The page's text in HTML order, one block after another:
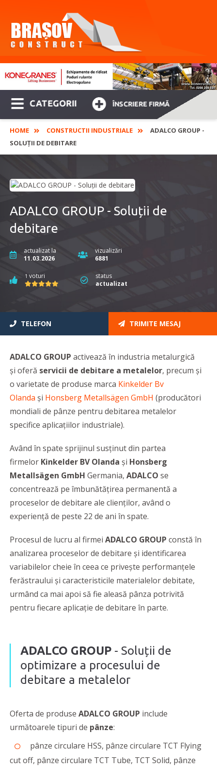
CATEGORII ÎNSCRIERE FIRMĂ
HOME CONSTRUCTII INDUSTRIALE
ADALCO GROUP -
SOLUȚII DE DEBITARE
ADALCO GROUP - Soluții de
debitare
actualizat la
11.03.2026
vizualizări
6881
1 voturi
status
actualizat
TELEFON TRIMITE MESAJ
ADALCO GROUP activează în industria metalurgică
și oferă servicii de debitare a metalelor, precum și
o varietate de produse marca Kinkelder Bv
Olanda și Honsberg Metallsägen GmbH (producători
mondiali de pânze pentru debitarea metalelor
specifice aplicațiilor industriale).
Având în spate sprijinul susținut din partea
firmelor Kinkelder BV Olanda și Honsberg
Metallsägen GmbH Germania, ADALCO se
concentrează pe îmbunătățirea permanentă a
proceselor de debitare ale clienților, având o
experiență de peste 22 de ani în spate.
Procesul de lucru al firmei ADALCO GROUP constă în
analizarea proceselor de debitare și identificarea
variabilelor cheie în ceea ce privește performanțele
ferăstraului și caracteristicile materialelor debitate,
urmând ca mai apoi să fie aleasă pânza potrivită
pentru fiecare aplicație de debitare în parte.
ADALCO GROUP - Soluții de
optimizare a procesului de
debitare a metalelor
Oferta de produse ADALCO GROUP include
următoarele tipuri de pânze:
pânze circulare HSS, pânze circulare TCT Flying
cut off, pânze circulare TCT Tube, TCT Solid, pânze